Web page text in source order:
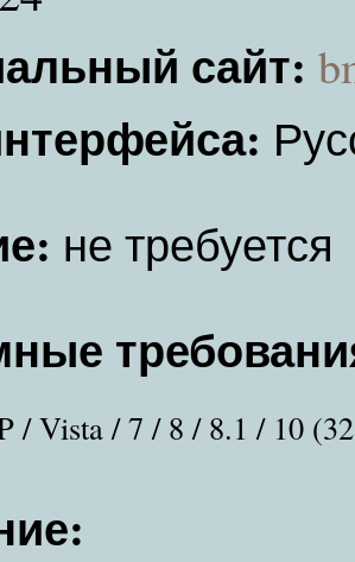
сайт:
не требуется
/ Vista / 7 / 8 / 8.1 / 10